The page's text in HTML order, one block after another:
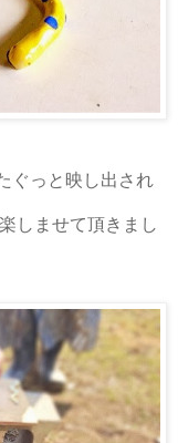
ぐっと映し出され
しませて頂きまし